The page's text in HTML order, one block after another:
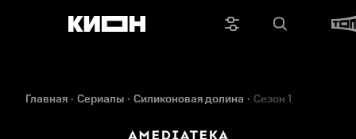
Главная Сериалы Силиконовая долина Сезон 1